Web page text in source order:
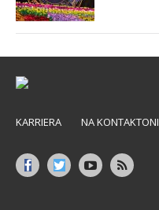
KARRIERA NA KONTAKTONI